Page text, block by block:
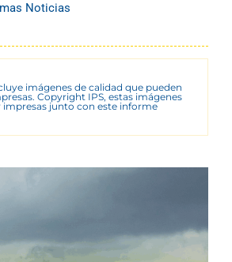
Noticias
imágenes de calidad que pueden
Copyright IPS, estas imágenes
impresas junto con este informe